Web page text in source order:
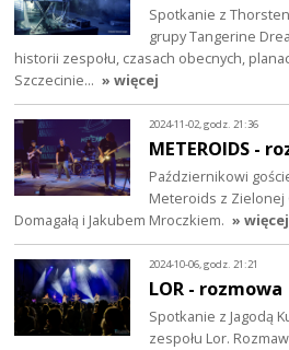
Spotkanie z
grupy Tangerine
historii zespołu, czasach obecnych,
Szczecinie… » więcej
2024-11-02, godz. 21:36
METEROIDS -
Październikowi
Meteroids z Zielonej
Domagałą i Jakubem Mroczkiem. » więcej
2024-10-06, godz. 21:21
LOR - rozmowa
Spotkanie z Jagodą
zespołu Lor.